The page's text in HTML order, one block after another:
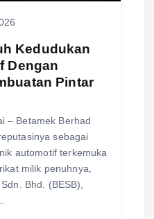
Kedudukan
Dengan
Pintar
– Betamek Berhad
sebagai
automotif terkemuka
milik penuhnya,
Bhd. (BESB),